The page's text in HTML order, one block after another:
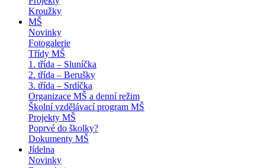
Kroužky
MŠ
Novinky
Fotogalerie
Třídy MŠ
1. třída – Sluníčka
2. třída – Berušky
3. třída – Srdíčka
Organizace MŠ a denní režim
Školní vzdělávací program MŠ
Projekty MŠ
Poprvé do školky?
Dokumenty MŠ
Jídelna
Novinky